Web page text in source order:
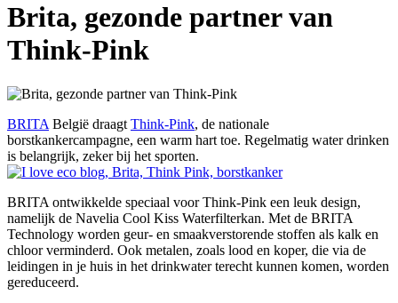
Brita, gezonde partner van
Think-Pink
BRITA België draagt Think-Pink, de nationale
borstkankercampagne, een warm hart toe. Regelmatig water drinken
is belangrijk, zeker bij het sporten.
BRITA ontwikkelde speciaal voor Think-Pink een leuk design,
namelijk de Navelia Cool Kiss Waterfilterkan. Met de BRITA
Technology worden geur- en smaakverstorende stoffen als kalk en
chloor verminderd. Ook metalen, zoals lood en koper, die via de
leidingen in je huis in het drinkwater terecht kunnen komen, worden
gereduceerd.